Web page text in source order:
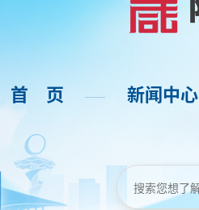
首 页 —— 新闻中心